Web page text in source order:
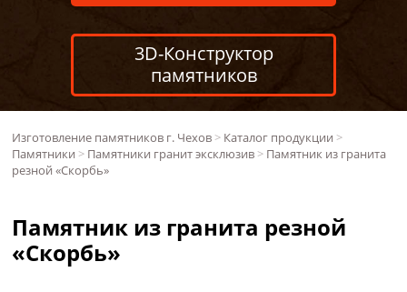
3D-Конструктор
памятников
Изготовление памятников г. Чехов > Каталог продукции >
Памятники > Памятники гранит эксклюзив > Памятник из гранита
резной «Скорбь»
Памятник из гранита резной
«Скорбь»